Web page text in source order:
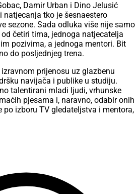
Damir Urban i Dino Jelusić
tko je šesnaestero
sezone. Sada odluka više nije samo
četiri tima, jednoga natjecatelja
pozivima, a jednoga mentori. Bit
do posljednjeg trena.
prijenosu uz glazbenu
navijača i publike u studiju.
talentirani mladi ljudi, vrhunske
pjesama i, naravno, odabir onih
po izboru TV gledateljstva i mentora,